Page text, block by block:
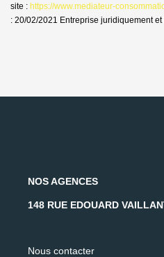
site : https://www.mediateur-
: 20/02/2021 Entreprise juridiquement
NOS AGENCES
148 RUE EDOUARD
Nous contacter